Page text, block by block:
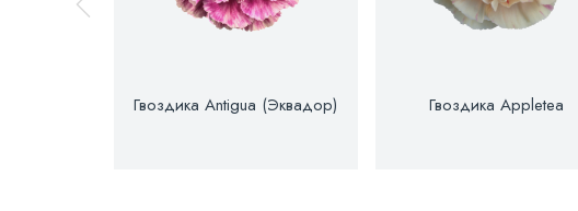
Гвоздика Antigua (Эквадор) Гвоздика Appletea